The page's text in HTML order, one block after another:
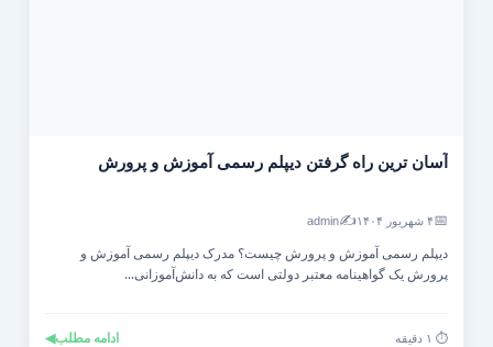
آسان ترین راه گرفتن دیپلم رسمی آموزش و پرورش
۴ شهریور ۱۴۰۴ ✍️
admin
دیپلم رسمی آموزش و پرورش چیست؟ مدرک دیپلم رسمی آموزش و
پرورش یک گواهینامه معتبر دولتی است که به دانش‌آموزانی...
ادامه مطلب◀